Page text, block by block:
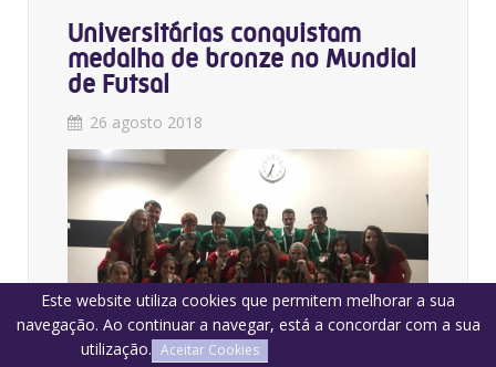
Universitárias conquistam
medalha de bronze no Mundial
de Futsal
26 agosto 2018
Este website utiliza cookies que permitem melhorar a sua
navegação. Ao continuar a navegar, está a concordar com a sua
utilização. Aceitar Cookies